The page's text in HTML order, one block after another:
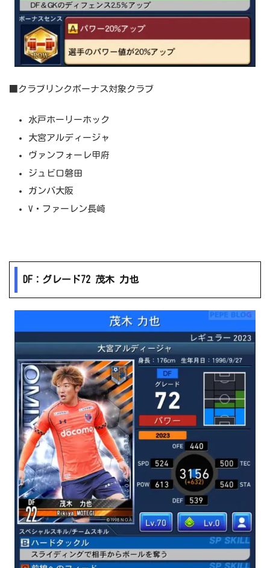
■クラブリンクボーナス対象クラブ
水戸ホーリーホック
大宮アルディージャ
ヴァンフォーレ甲府
ジュビロ磐田
ガンバ大阪
V・ファーレン長崎
DF：グレード72 茂木 力也